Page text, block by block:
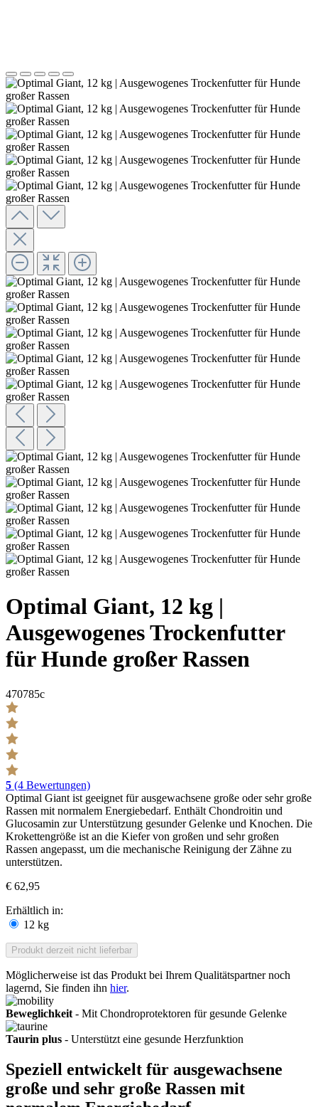
Optimal Giant, 12 kg |
Ausgewogenes Trockenfutter
für Hunde großer Rassen
470785c
5 (4 Bewertungen)
Optimal Giant ist geeignet für ausgewachsene große oder sehr große
Rassen mit normalem Energiebedarf. Enthält Chondroitin und
Glucosamin zur Unterstützung gesunder Gelenke und Knochen. Die
Krokettengröße ist an die Kiefer von großen und sehr großen
Rassen angepasst, um die mechanische Reinigung der Zähne zu
unterstützen.
€ 62,95
Erhältlich in:
12 kg
Produkt derzeit nicht lieferbar
Möglicherweise ist das Produkt bei Ihrem Qualitätspartner noch
lagernd, Sie finden ihn hier.
Beweglichkeit - Mit Chondroprotektoren für gesunde Gelenke
Taurin plus - Unterstützt eine gesunde Herzfunktion
Speziell entwickelt für ausgewachsene
große und sehr große Rassen mit